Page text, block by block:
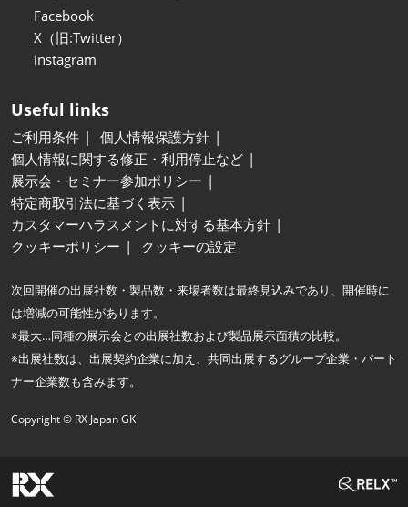
Facebook
X（旧:Twitter）
instagram
Useful links
ご利用条件
個人情報保護方針
個人情報に関する修正・利用停止など
展示会・セミナー参加ポリシー
特定商取引法に基づく表示
カスタマーハラスメントに対する基本方針
クッキーポリシー
クッキーの設定
次回開催の出展社数・製品数・来場者数は最終見込みであり、開催時に
は増減の可能性があります。
※最大…同種の展示会との出展社数および製品展示面積の比較。
※出展社数は、出展契約企業に加え、共同出展するグループ企業・パート
ナー企業数も含みます。
Copyright © RX Japan GK